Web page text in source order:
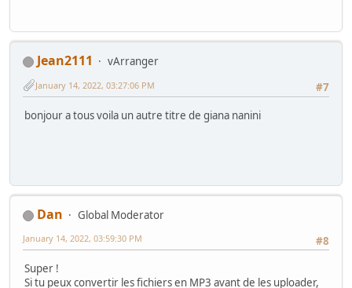
Jean2111
vArranger
#7
January 14, 2022, 03:27:06 PM
bonjour a tous voila un autre titre de giana nanini
Dan
Global Moderator
#8
January 14, 2022, 03:59:30 PM
Super !
Si tu peux convertir les fichiers en MP3 avant de les uploader,